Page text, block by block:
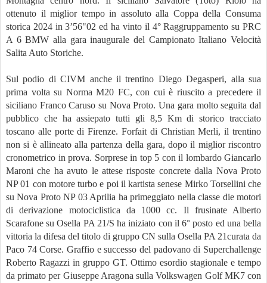
ottenuto il miglior tempo in assoluto alla Coppa della Consuma
storica 2024 in 3’56"02 ed ha vinto il 4° Raggruppamento su PRC
A 6 BMW alla gara inaugurale del Campionato Italiano Velocità
Salita Auto Storiche.
Sul podio di CIVM anche il trentino Diego Degasperi, alla sua
prima volta su Norma M20 FC, con cui è riuscito a precedere il
siciliano Franco Caruso su Nova Proto. Una gara molto seguita dal
pubblico che ha assiepato tutti gli 8,5 Km di storico tracciato
toscano alle porte di Firenze. Forfait di Christian Merli, il trentino
non si è allineato alla partenza della gara, dopo il miglior riscontro
cronometrico in prova. Sorprese in top 5 con il lombardo Giancarlo
Maroni che ha avuto le attese risposte concrete dalla Nova Proto
NP 01 con motore turbo e poi il kartista senese Mirko Torsellini che
su Nova Proto NP 03 Aprilia ha primeggiato nella classe die motori
di derivazione motociclistica da 1000 cc. Il frusinate Alberto
Scarafone su Osella PA 21/S ha iniziato con il 6° posto ed una bella
vittoria la difesa del titolo di gruppo CN sulla Osella PA 21curata da
Paco 74 Corse. Graffio e successo del padovano di Superchallenge
Roberto Ragazzi in gruppo GT. Ottimo esordio stagionale e tempo
da primato per Giuseppe Aragona sulla Volkswagen Golf MK7 con